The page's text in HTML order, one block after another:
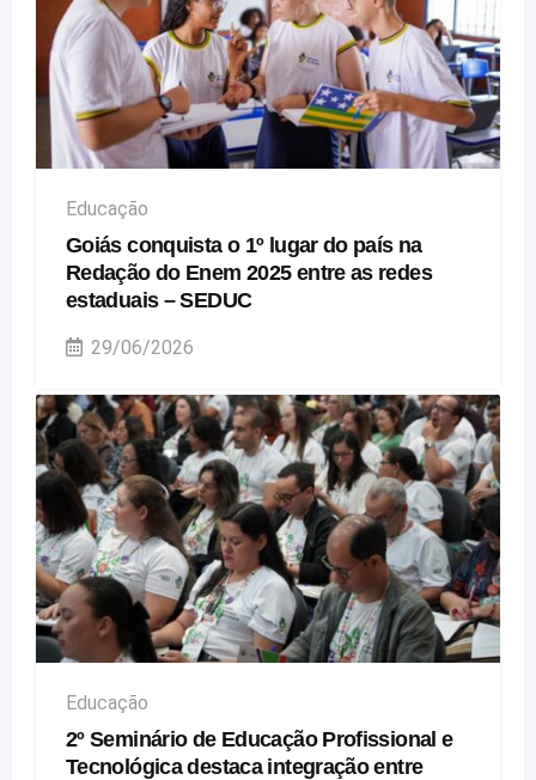
Educação
Goiás conquista o 1º lugar do país na
Redação do Enem 2025 entre as redes
estaduais – SEDUC
29/06/2026
Educação
2º Seminário de Educação Profissional e
Tecnológica destaca integração entre